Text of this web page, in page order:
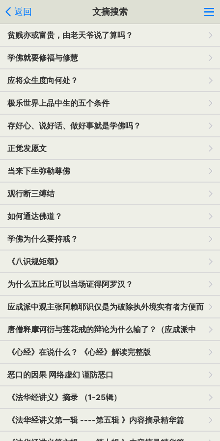
返回 文摘搜索
贫贱亦或富贵，由老天爷说了算吗？
学佛就要修福与修慧
应将众生度向何处？
极乐世界上品中生的五个条件
存好心、说好话、做好事就是学佛吗？
正觉发愿文
当来下生弥勒尊佛
观行断三缚结
如何通达佛道？
学佛为什么要持戒？
《八识规矩颂》
为什么五比丘可以当场证得阿罗汉？
应成派中观主张阿赖耶识仅是为破除执外境实有者方便而
说
唐僧释摩诃衍与莲花戒的辩论为什么输了？（应成派中
观）
《心经》在说什么？ 《心经》解读完整版
恶口的因果 网络虚幻 谨防恶口
《法华经讲义》摘录 （1-25辑）
《法华经讲义第一辑 ----第五辑 》内容摘录精华篇